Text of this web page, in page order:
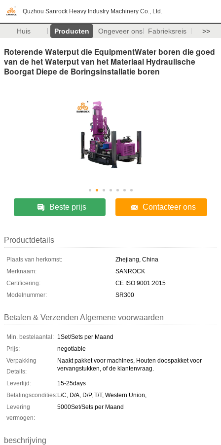
Quzhou Sanrock Heavy Industry Machinery Co., Ltd.
Huis Producten Ongeveer ons Fabrieksreis >>
Roterende Waterput die EquipmentWater boren die goed
van de het Waterput van het Materiaal Hydraulische
Boorgat Diepe de Boringsinstallatie boren
Beste prijs Contacteer ons
Productdetails
Plaats van herkomst:
Zhejiang, China
Merknaam:
SANROCK
Certificering:
CE ISO 9001:2015
Modelnummer:
SR300
Betalen & Verzenden Algemene voorwaarden
Min. bestelaantal: 1Set/Sets per Maand
Prijs:
negotiable
Verpakking
Details:
Naakt pakket voor machines, Houten doospakket voor
vervangstukken, of de klantenvraag.
Levertijd:
15-25days
Betalingscondities:L/C, D/A, D/P, T/T, Western Union,
Levering
vermogen:
5000Set/Sets per Maand
beschrijving